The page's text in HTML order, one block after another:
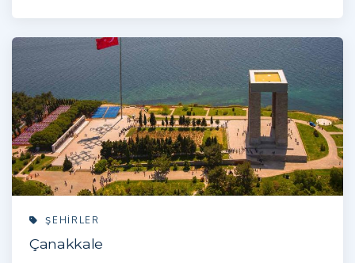
ŞEHIRLER
Çanakkale